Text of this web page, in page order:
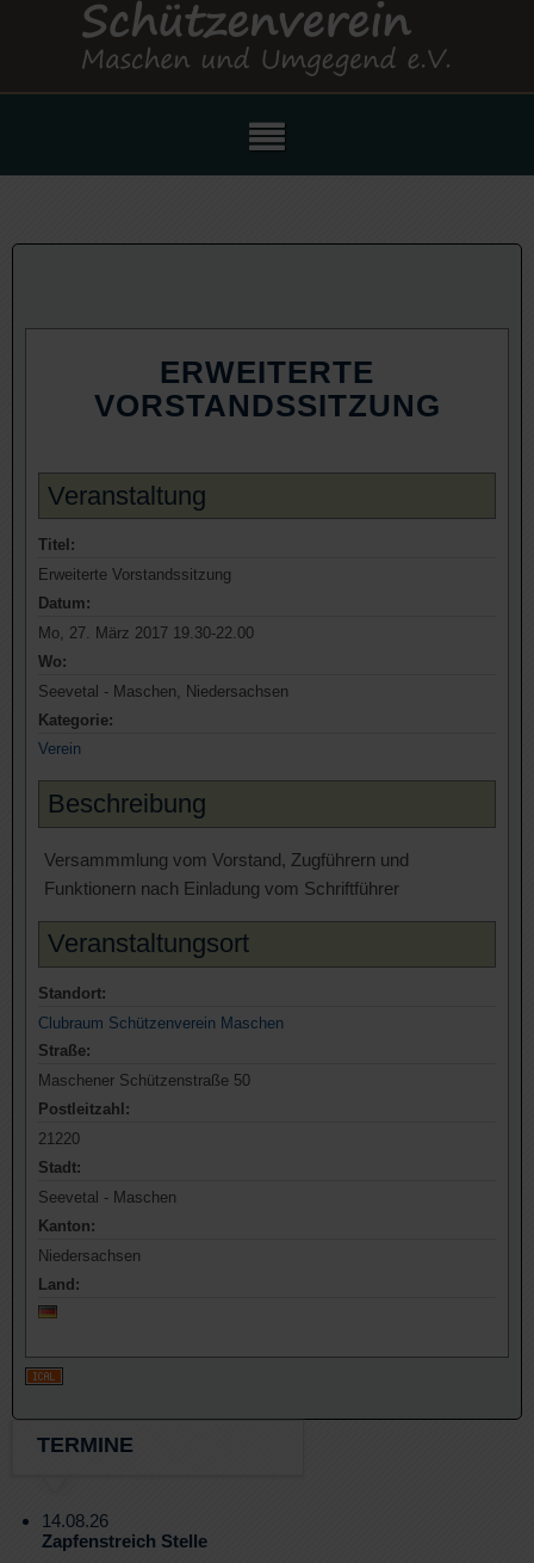
ERWEITERTE
VORSTANDSSITZUNG
Veranstaltung
Titel:
Erweiterte Vorstandssitzung
Datum:
Mo, 27. März 2017 19.30-22.00
Wo:
Seevetal - Maschen, Niedersachsen
Kategorie:
Verein
Beschreibung
Versammmlung vom Vorstand, Zugführern und
Funktionern nach Einladung vom Schriftführer
Veranstaltungsort
Standort:
Clubraum Schützenverein Maschen
Straße:
Maschener Schützenstraße 50
Postleitzahl:
21220
Stadt:
Seevetal - Maschen
Kanton:
Niedersachsen
Land:
TERMINE
14.08.26
Zapfenstreich Stelle